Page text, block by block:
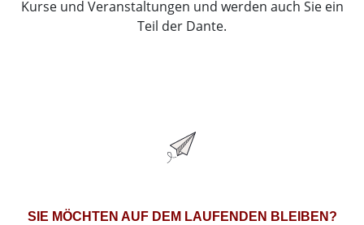
Kurse und Veranstaltungen und werden auch Sie ein
Teil der Dante.
SIE MÖCHTEN AUF DEM LAUFENDEN BLEIBEN?